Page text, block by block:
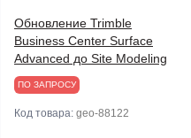
Обновление Trimble
Business Center Surface
Advanced до Site Modeling
ПО ЗАПРОСУ
Код товара: geo-88122